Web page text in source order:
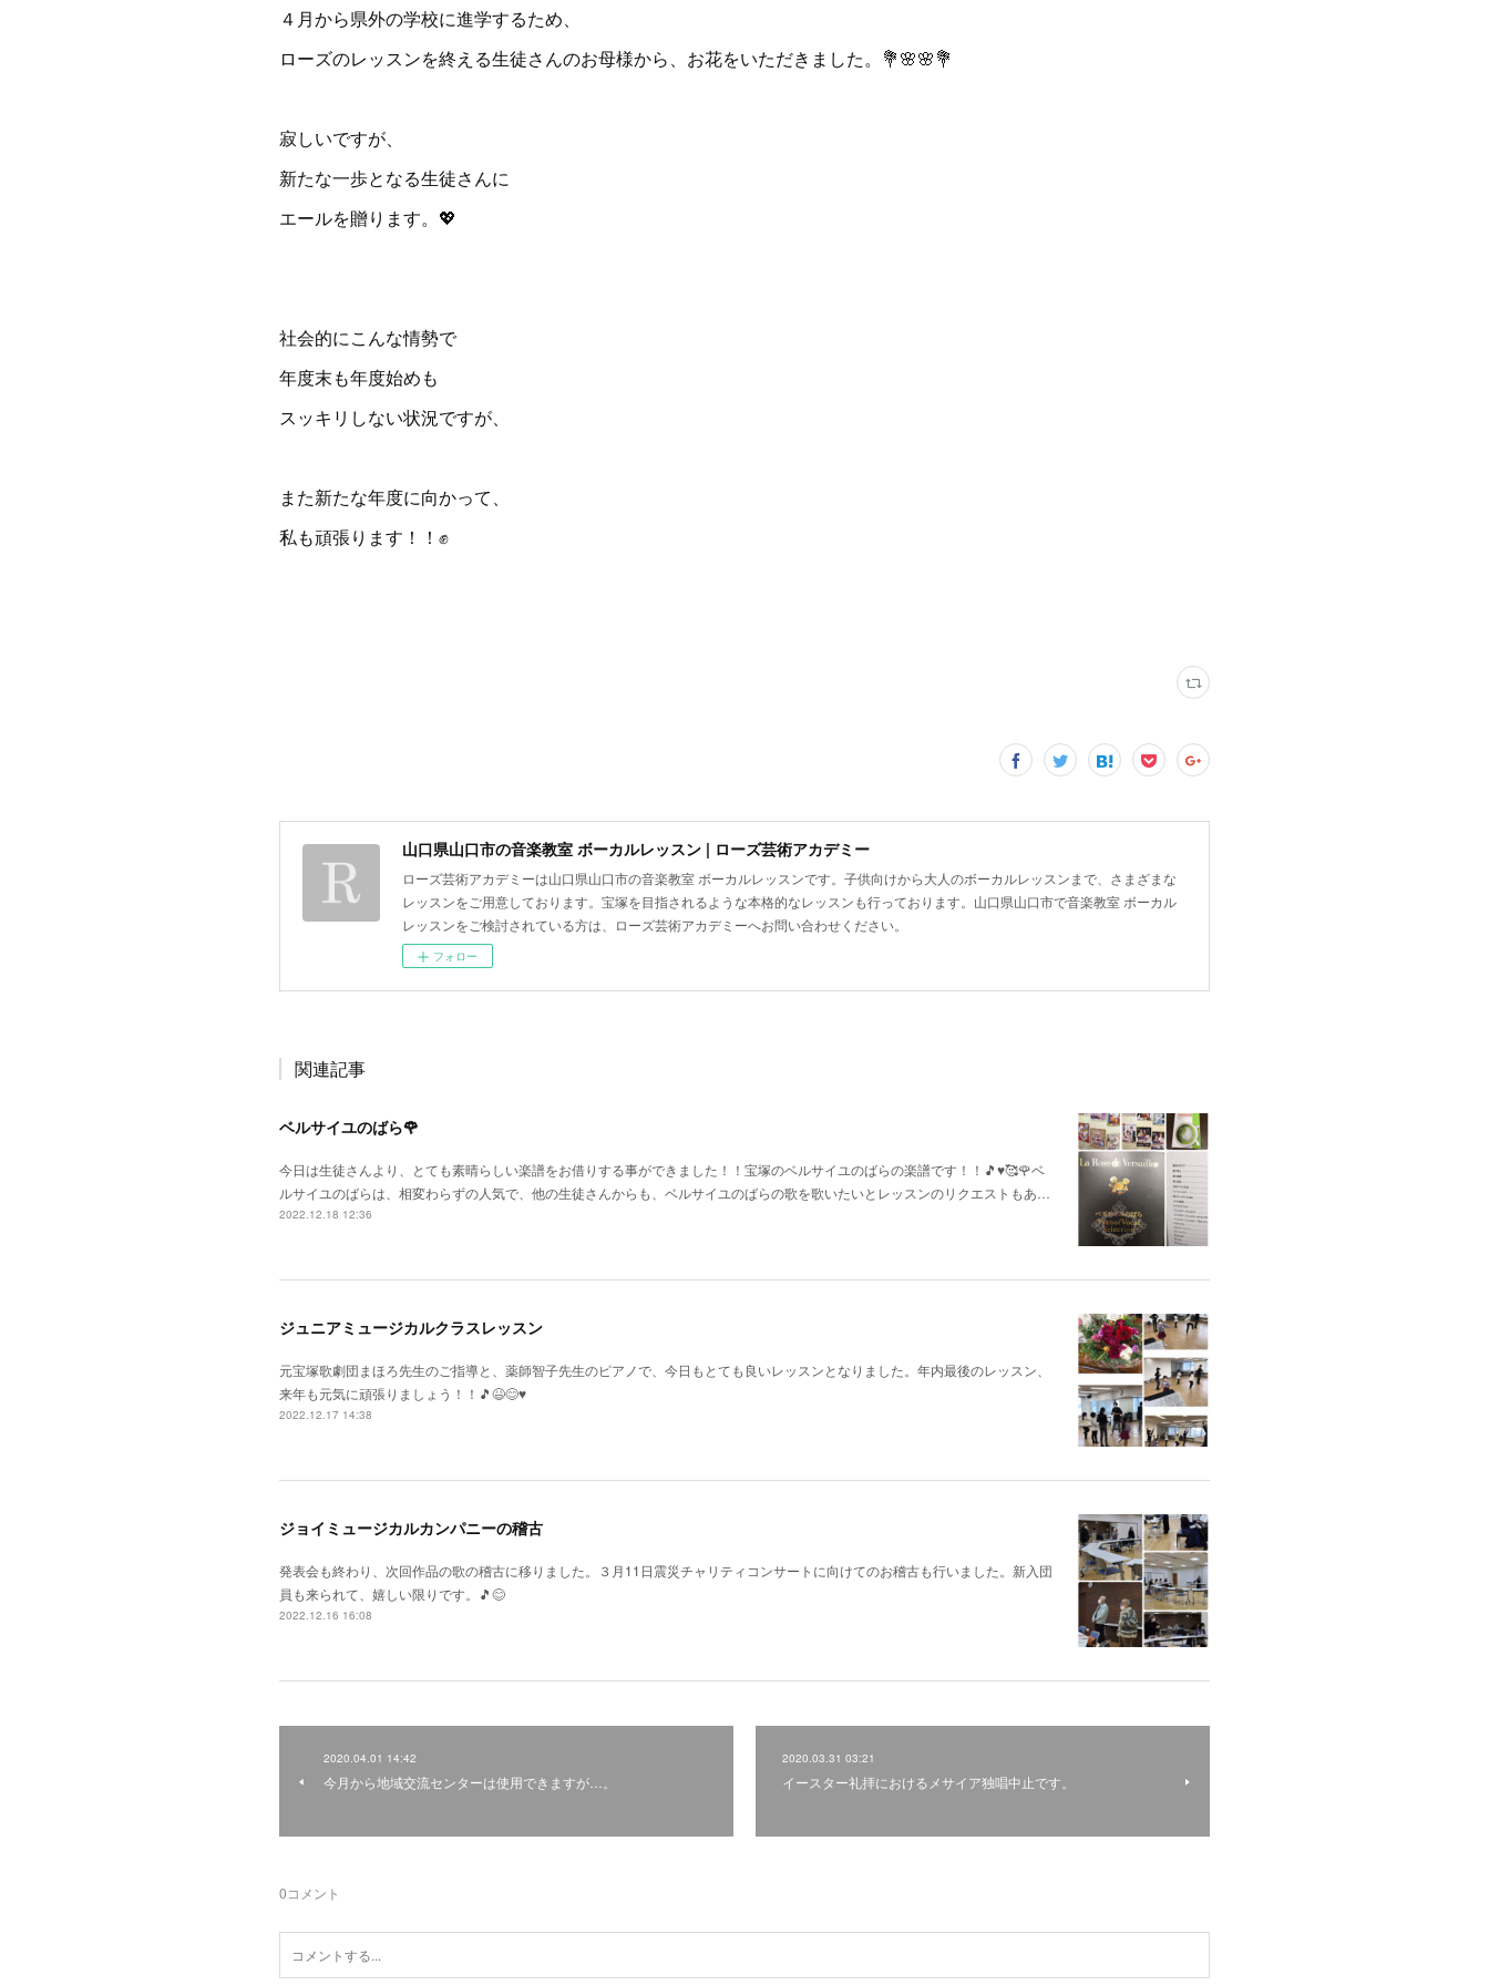
４月から県外の学校に進学するため、
ローズのレッスンを終える生徒さんのお母様から、お花をいただきました。💐🌸🌸💐
寂しいですが、
新たな一歩となる生徒さんに
エールを贈ります。💖
社会的にこんな情勢で
年度末も年度始めも
スッキリしない状況ですが、
また新たな年度に向かって、
私も頑張ります！！✊
山口県山口市の音楽教室 ボーカルレッスン | ローズ芸術アカデミー
ローズ芸術アカデミーは山口県山口市の音楽教室 ボーカルレッスンです。子供向けから大人のボーカルレッスンまで、さまざまな
レッスンをご用意しております。宝塚を目指されるような本格的なレッスンも行っております。山口県山口市で音楽教室 ボーカル
レッスンをご検討されている方は、ローズ芸術アカデミーへお問い合わせください。
フォロー
関連記事
ベルサイユのばら🌹
今日は生徒さんより、とても素晴らしい楽譜をお借りする事ができました！！宝塚のベルサイユのばらの楽譜です！！🎵♥️🥰🌹ベ
ルサイユのばらは、相変わらずの人気で、他の生徒さんからも、ベルサイユのばらの歌を歌いたいとレッスンのリクエストもあ…
2022.12.18 12:36
ジュニアミュージカルクラスレッスン
元宝塚歌劇団まほろ先生のご指導と、薬師智子先生のピアノで、今日もとても良いレッスンとなりました。年内最後のレッスン、
来年も元気に頑張りましょう！！🎵😆😊♥️
2022.12.17 14:38
ジョイミュージカルカンパニーの稽古
発表会も終わり、次回作品の歌の稽古に移りました。３月11日震災チャリティコンサートに向けてのお稽古も行いました。新入団
員も来られて、嬉しい限りです。🎵😊
2022.12.16 16:08
2020.04.01 14:42
今月から地域交流センターは使用できますが…。
2020.03.31 03:21
イースター礼拝におけるメサイア独唱中止です。
0コメント